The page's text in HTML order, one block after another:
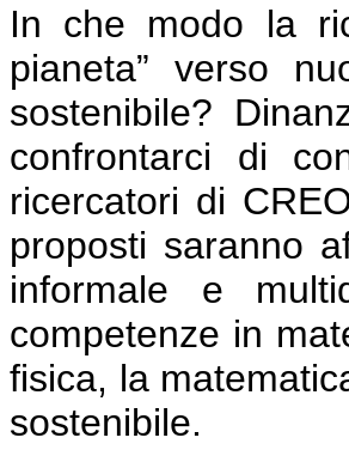
In che modo la
pianeta” verso
sostenibile?
confrontarci di
ricercatori di
proposti saranno
informale e
competenze in
fisica, la
sostenibile.